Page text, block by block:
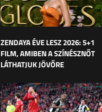
ZENDAYA ÉVE LESZ 2026: 5+1
FILM, AMIBEN A SZÍNÉSZNŐT
LÁTHATJUK JÖVŐRE